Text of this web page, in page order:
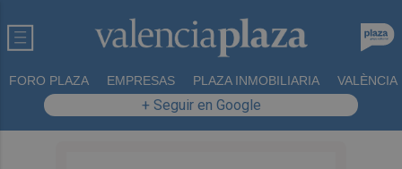
FORO PLAZA EMPRESAS PLAZA INMOBILIARIA VALÈNCIA
+ Seguir en Google